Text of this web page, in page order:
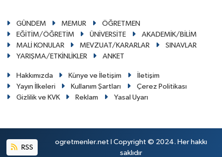
GÜNDEM MEMUR
ÖĞRETMEN
EĞİTİM/ÖĞRETİM
ÜNİVERSİTE
AKADEMİK/BİLİM
MALİ KONULAR
MEVZUAT/KARARLAR
SINAVLAR
YARIŞMA/ETKİNLİKLER
ANKET
Hakkımızda Künye ve İletişim
İletişim
Yayın İlkeleri
Kullanım Şartları
Çerez Politikası
Gizlilik ve KVK
Reklam Yasal Uyarı
RSS
ogretmenler.net I Copyright © 2024. Her hakkı
saklıdır